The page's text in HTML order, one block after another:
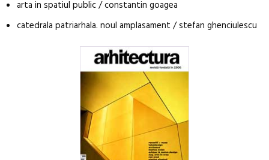
arta in spatiul public / constantin goagea
catedrala patriarhala. noul amplasament / stefan ghenciulescu